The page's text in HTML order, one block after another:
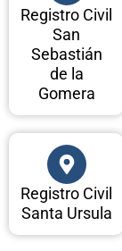
Registro Civil
San
Sebastián
de la
Gomera
Registro Civil
Santa Ursula